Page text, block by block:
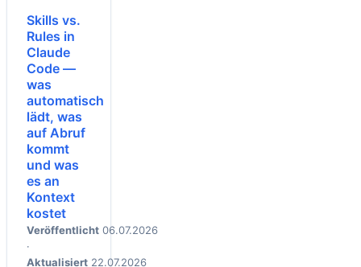
Skills vs.
Rules in
Claude
Code —
was
automatisch
lädt, was
auf Abruf
kommt
und was
es an
Kontext
kostet
Veröffentlicht 06.07.2026
·
Aktualisiert 22.07.2026